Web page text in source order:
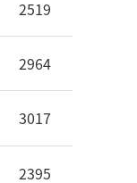
2519
2964
3017
2395